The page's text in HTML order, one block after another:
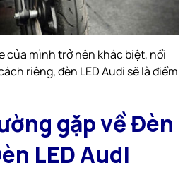
của mình trở nên khác biệt, nổi
riêng, đèn LED Audi sẽ là điểm
gặp về Đèn
LED Audi